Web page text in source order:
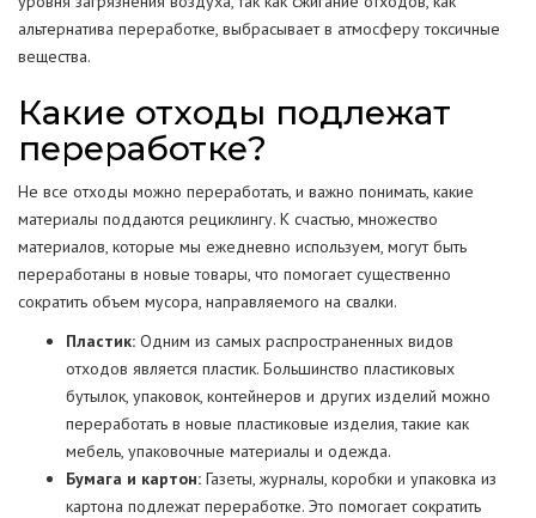
альтернатива переработке, выбрасывает в атмосферу токсичные
вещества.
Какие отходы подлежат
переработке?
Не все отходы можно переработать, и важно понимать, какие
материалы поддаются рециклингу. К счастью, множество
материалов, которые мы ежедневно используем, могут быть
переработаны в новые товары, что помогает существенно
сократить объем мусора, направляемого на свалки.
Пластик: Одним из самых распространенных видов
отходов является пластик. Большинство пластиковых
бутылок, упаковок, контейнеров и других изделий можно
переработать в новые пластиковые изделия, такие как
мебель, упаковочные материалы и одежда.
Бумага и картон: Газеты, журналы, коробки и упаковка из
картона подлежат переработке. Это помогает сократить